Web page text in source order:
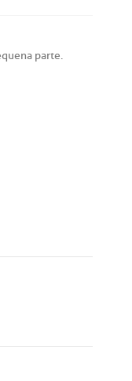
parte.